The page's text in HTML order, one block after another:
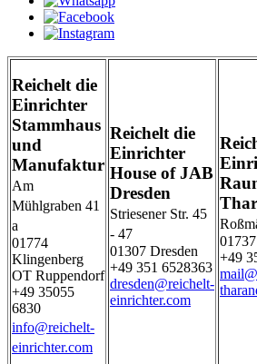
Reichelt die
Einrichter
Stammhaus
und
Manufaktur
Am
Mühlgraben 41
a
01774
Klingenberg
OT Ruppendorf
+49 35055
6830
info@reichelt-
einrichter.com
Reichelt die
Einrichter
House of JAB
Dresden
Striesener Str. 45
- 47
01307 Dresden
+49 351 6528363
dresden@reichelt-
einrichter.com
+49